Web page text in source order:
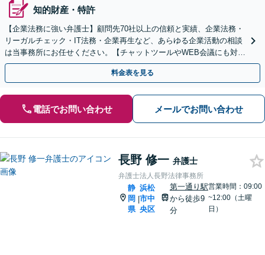
知的財産・特許
【企業法務に強い弁護士】顧問先70社以上の信頼と実績、企業法務・
リーガルチェック・IT法務・企業再生など、あらゆる企業活動の相談
は当事務所にお任せください。【チャットツールやWEB会議にも対
応】
料金表を見る
電話でお問い合わせ メールでお問い合わせ
長野 修一 弁護士
弁護士法人長野法律事務所
静
岡
県
|
浜松
市中
央区
第一通り駅
から徒歩9
分
営業時間：09:00
~12:00（土曜
日）